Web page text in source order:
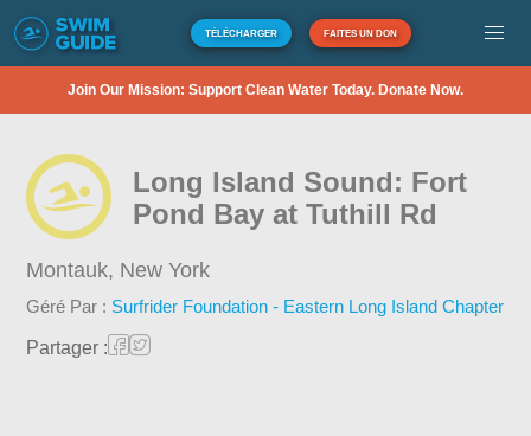
TÉLÉCHARGER FAITES UN DON
Join Our Mission: Support Clean Water Today. Donate Now.
Long Island Sound: Fort
Pond Bay at Tuthill Rd
Montauk, New York
Géré Par : Surfrider Foundation - Eastern Long Island Chapter
Partager :